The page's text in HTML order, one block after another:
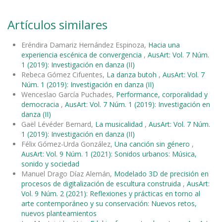
Artículos similares
Eréndira Damariz Hernández Espinoza, Hacia una
experiencia escénica de convergencia , AusArt: Vol. 7 Núm.
1 (2019): Investigación en danza (II)
Rebeca Gómez Cifuentes, La danza butoh , AusArt: Vol. 7
Núm. 1 (2019): Investigación en danza (II)
Wenceslao García Puchades, Performance, corporalidad y
democracia , AusArt: Vol. 7 Núm. 1 (2019): Investigación en
danza (II)
Gaël Lévéder Bernard, La musicalidad , AusArt: Vol. 7 Núm.
1 (2019): Investigación en danza (II)
Félix Gómez-Urda González, Una canción sin género ,
AusArt: Vol. 9 Núm. 1 (2021): Sonidos urbanos: Música,
sonido y sociedad
Manuel Drago Díaz Alemán, Modelado 3D de precisión en
procesos de digitalización de escultura construida , AusArt:
Vol. 9 Núm. 2 (2021): Reflexiones y prácticas en torno al
arte contemporáneo y su conservación: Nuevos retos,
nuevos planteamientos